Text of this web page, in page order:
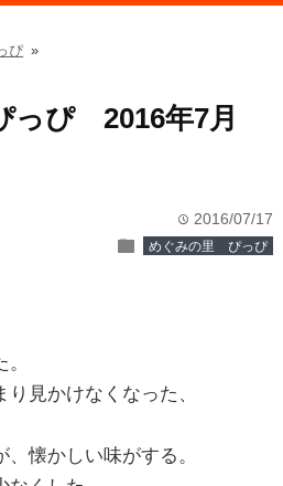
ぴ »
ぴ 2016年7月
time 2016/07/17
folder めぐみの里 ぴっぴ
見かけなくなった、
懐かしい味がする。